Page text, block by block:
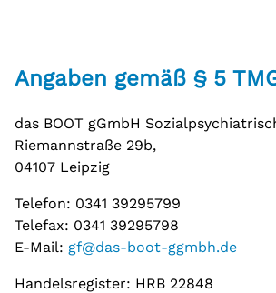
Psychosoziales Zentrum Dresden
Unabhängige Peer-Beratung
Modellprojekt wbWflex
Projekt „Eigene Wohnung“
Selbsthilfe
Angaben gemäß § 5
das BOOT gGmbH
Riemannstraße 29b,
04107 Leipzig
Telefon: 0341 39295799
Telefax: 0341 39295798
E-Mail: gf@das-boot-ggmbh.de
Handelsregister: HRB 22848